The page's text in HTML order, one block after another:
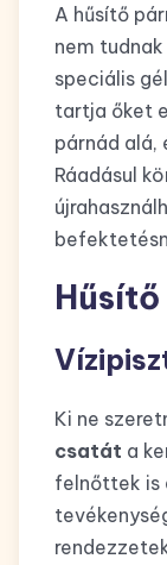
A hűsítő
nem
speciális
tartja őket
párnád alá,
Ráadásul
Ki ne
csatát a
felnőttek is